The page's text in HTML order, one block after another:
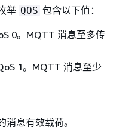
举 QOS 包含以下值：
0。MQTT 消息至多传
1。MQTT 消息至少
消息有效载荷。